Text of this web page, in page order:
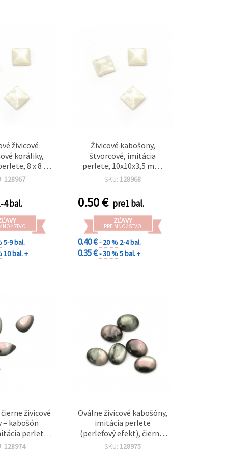
živicové
koráliky,
8 x 8 x
– 10 ks
128967
4 bal.
5-9 bal.
10 bal. +
Živicové kabošony,
štvorcové, imitácia
perlete, 10x10x3,5 mm,
biele – 10 ks
SKU: 128968
0.50€ pre1 bal.
ZĽAVY
PRE MNOŽSTVO
0.40 €- 20 % 2-4 bal.
0.35 €- 30 %5 bal. +
živicové
– kabošón
perlete,
– 20 ks –
128974
Oválne živicové kabošóny,
imitácia perlete
(perleťový efekt), čierne,
plochá zadná strana,
SKU: 128975